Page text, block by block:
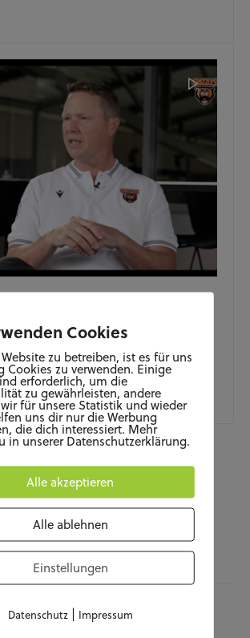
Mike Stewart im
der Grizzlys Wolfsburg im
UND KULTUR SOZIALES
Check “The Terminator”
WISSENSCHAFT & NATUR
Cookies
zu betreiben, ist es für uns
Cookies zu verwenden. Einige
erforderlich, um die
zu gewährleisten, andere
für unsere Statistik und wieder
uns dir nur die Werbung
die dich interessiert. Mehr
in unserer Datenschutzerklärung.
Alle akzeptieren
Alle ablehnen
Einstellungen
Datenschutz| Impressum